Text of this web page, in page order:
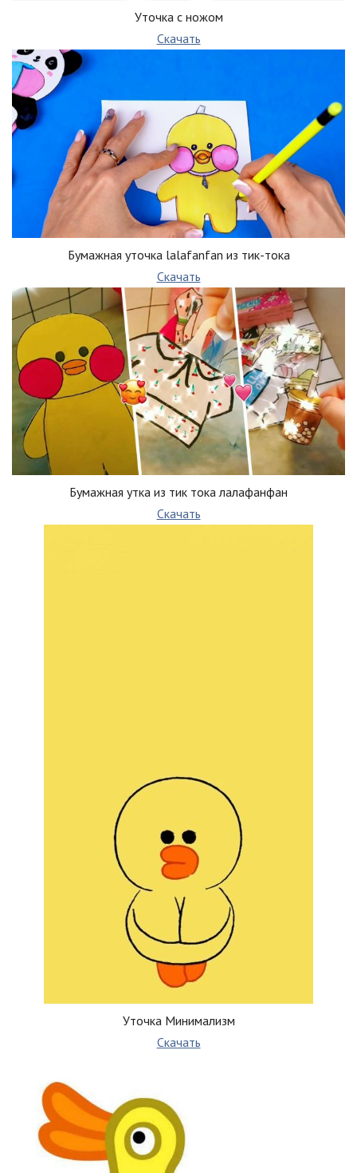
Уточка с ножом
Скачать
Бумажная уточка lalafanfan из тик-тока
Скачать
Бумажная утка из тик тока лалафанфан
Скачать
Уточка Минимализм
Скачать